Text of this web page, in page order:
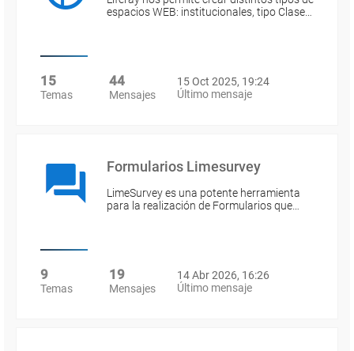
espacios WEB: institucionales, tipo Clase…
15
Temas
44
Mensajes
15 Oct 2025, 19:24
Último mensaje
Formularios Limesurvey
LimeSurvey es una potente herramienta
para la realización de Formularios que…
9
Temas
19
Mensajes
14 Abr 2026, 16:26
Último mensaje